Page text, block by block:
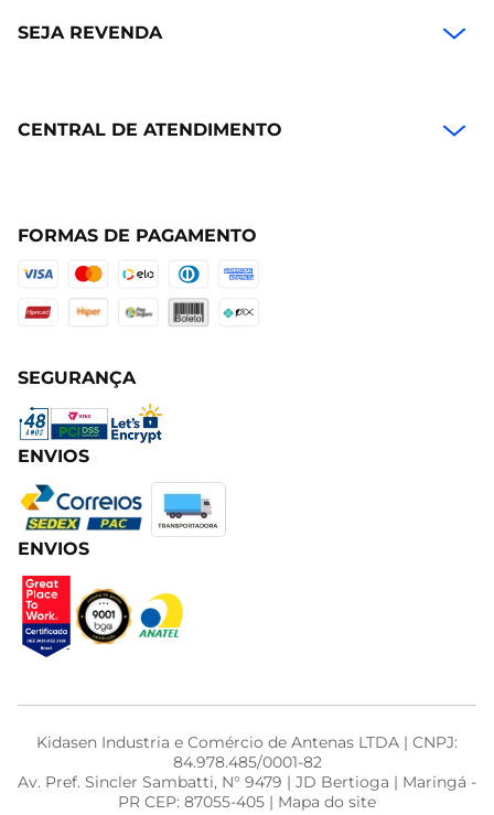
SEJA REVENDA
CENTRAL DE ATENDIMENTO
FORMAS DE PAGAMENTO
SEGURANÇA
ENVIOS
ENVIOS
Kidasen Industria e Comércio de Antenas LTDA | CNPJ:
84.978.485/0001-82
Av. Pref. Sincler Sambatti, N° 9479 | JD Bertioga | Maringá -
PR CEP: 87055-405 | Mapa do site